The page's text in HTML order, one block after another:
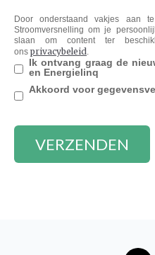
Door onderstaand vakjes aan
Stroomversnelling om je
slaan om content ter
ons privacybeleid .
Ik ontvang graag de
en Energielinq
Akkoord voor